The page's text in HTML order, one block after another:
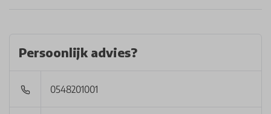
Persoonlijk advies?
0548201001